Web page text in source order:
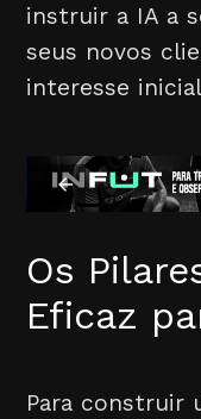
instruir a IA a
seus novos
interesse
Os
Eficaz
Para construir